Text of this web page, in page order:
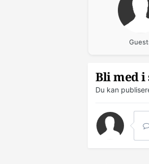
Bli med i
Du kan